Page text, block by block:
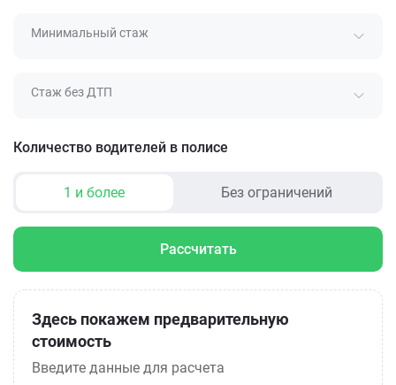
Минимальный стаж
Стаж без ДТП
Количество водителей в полисе
1 и более Без ограничений
Рассчитать
Здесь покажем предварительную
стоимость
Введите данные для расчета